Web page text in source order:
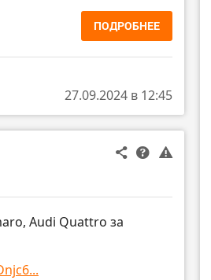
ПОДРОБНЕЕ
27.09.2024 в 12:45
Audi Quattro за